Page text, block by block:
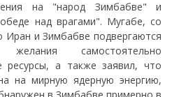
на "народ Зимбабве" и
над врагами". Мугабе, со
Иран и Зимбабве подвергаются
самостоятельно
ресурсы, а также заявил, что
на мирную ядерную энергию,
в Зимбабве примерно в